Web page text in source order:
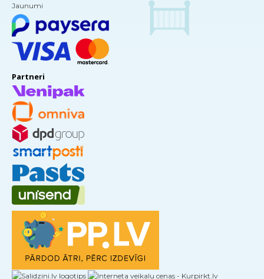
Jaunumi
Partneri